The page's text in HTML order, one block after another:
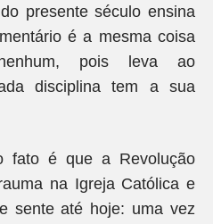
presente século ensina
é a mesma coisa
pois leva ao
disciplina tem a sua
fato é que a Revolução
na Igreja Católica e
sente até hoje: uma vez